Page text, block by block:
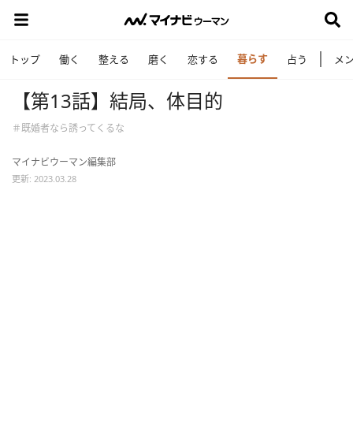
トップ 働く 整える 磨く 恋する 暮らす 占う メ
【第13話】結局、体目的
＃既婚者なら誘ってくるな
マイナビウーマン編集部
更新: 2023.03.28